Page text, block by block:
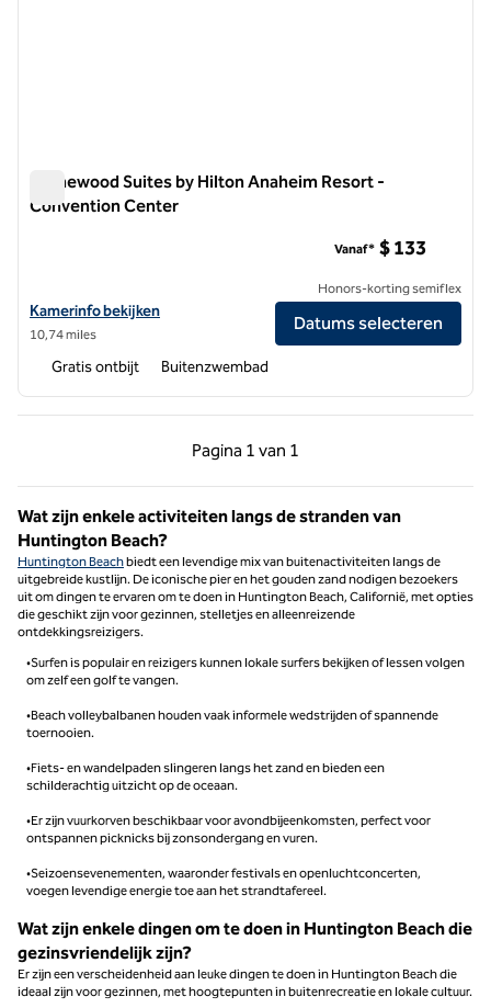
Homewood Suites by Hilton Anaheim Resort -
Convention Center
Bekijk hoteldetails voor Homewood Suites by Hilton Anaheim
Kamerinfo bekijken
10,74 miles
Vanaf* $ 133
Honors-korting semiflex
Datums selecteren
Gratis ontbijt Buitenzwembad
Pagina 1 van 1
Vorige pagina, 1 van 1
Pagina 1 van 1
Wat zijn enkele activiteiten langs de stranden van
Huntington Beach?
Huntington Beachbiedt een levendige mix van buitenactiviteiten langs de
uitgebreide kustlijn. De iconische pier en het gouden zand nodigen bezoekers
uit om dingen te ervaren om te doen in Huntington Beach, Californië, met opties
die geschikt zijn voor gezinnen, stelletjes en alleenreizende
ontdekkingsreizigers.
•Surfen is populair en reizigers kunnen lokale surfers bekijken of lessen volgen
om zelf een golf te vangen.
•Beach volleybalbanen houden vaak informele wedstrijden of spannende
toernooien.
•Fiets- en wandelpaden slingeren langs het zand en bieden een
schilderachtig uitzicht op de oceaan.
•Er zijn vuurkorven beschikbaar voor avondbijeenkomsten, perfect voor
ontspannen picknicks bij zonsondergang en vuren.
•Seizoensevenementen, waaronder festivals en openluchtconcerten,
voegen levendige energie toe aan het strandtafereel.
Wat zijn enkele dingen om te doen in Huntington Beach die
gezinsvriendelijk zijn?
Er zijn een verscheidenheid aan leuke dingen te doen in Huntington Beach die
ideaal zijn voor gezinnen, met hoogtepunten in buitenrecreatie en lokale cultuur.